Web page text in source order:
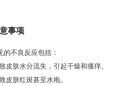
事项
不良反应包括：
皮肤水分流失，引起干燥和瘙痒。
皮肤红斑甚至水疱。